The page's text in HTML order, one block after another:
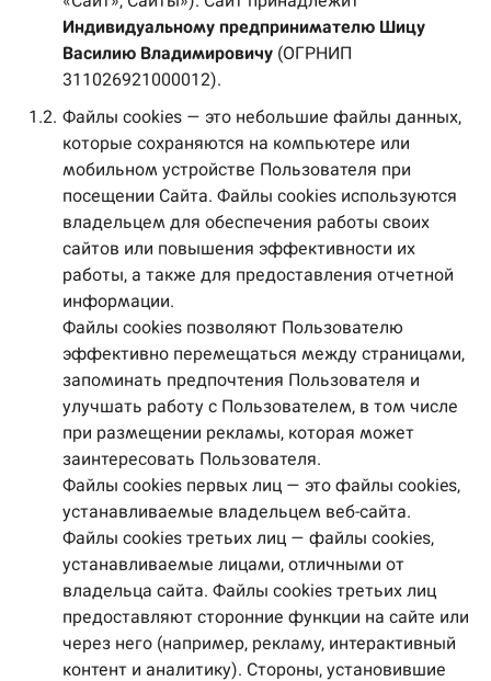
Индивидуальному предпринимателю Шицу
Василию Владимировичу (ОГРНИП
311026921000012).
1.2. Файлы cookies — это небольшие файлы данных,
которые сохраняются на компьютере или
мобильном устройстве Пользователя при
посещении Сайта. Файлы cookies используются
владельцем для обеспечения работы своих
сайтов или повышения эффективности их
работы, а также для предоставления отчетной
информации.
Файлы cookies позволяют Пользователю
эффективно перемещаться между страницами,
запоминать предпочтения Пользователя и
улучшать работу с Пользователем, в том числе
при размещении рекламы, которая может
заинтересовать Пользователя.
Файлы cookies первых лиц — это файлы cookies,
устанавливаемые владельцем веб-сайта.
Файлы cookies третьих лиц — файлы cookies,
устанавливаемые лицами, отличными от
владельца сайта. Файлы cookies третьих лиц
предоставляют сторонние функции на сайте или
через него (например, рекламу, интерактивный
контент и аналитику). Стороны, установившие